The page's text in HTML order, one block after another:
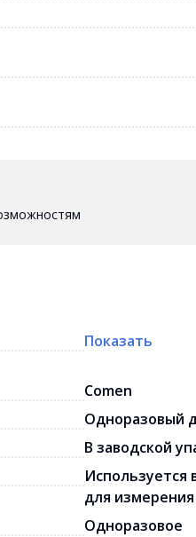
Показать
Comen
Одноразовый
В заводской
Используется
для
Одноразовое